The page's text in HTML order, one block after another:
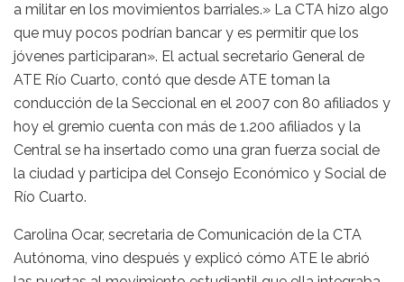
a militar en los movimientos barriales.» La CTA hizo algo
que muy pocos podrían bancar y es permitir que los
jóvenes participaran». El actual secretario General de
ATE Río Cuarto, contó que desde ATE toman la
conducción de la Seccional en el 2007 con 80 afiliados y
hoy el gremio cuenta con más de 1.200 afiliados y la
Central se ha insertado como una gran fuerza social de
la ciudad y participa del Consejo Económico y Social de
Río Cuarto.
Carolina Ocar, secretaria de Comunicación de la CTA
Autónoma, vino después y explicó cómo ATE le abrió